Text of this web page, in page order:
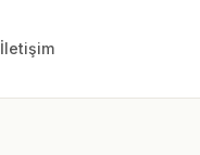
İletişim